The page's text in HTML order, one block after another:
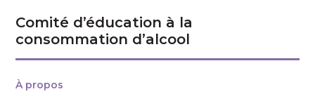
Comité d’éducation à la
consommation d’alcool
À propos